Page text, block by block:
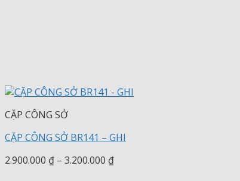
CẶP CÔNG SỞ
CẶP CÔNG SỞ BR141 – GHI
2.900.000 ₫ – 3.200.000 ₫Khoảng